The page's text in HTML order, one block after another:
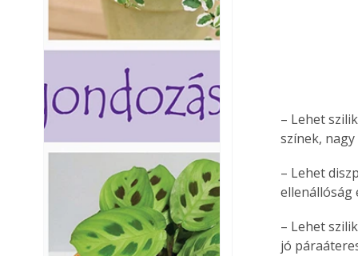
– Lehet
színek,
– Lehet
ellenállóság
– Lehet
jó